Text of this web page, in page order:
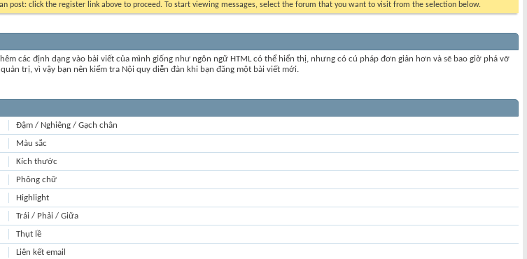
post: click the register link above to proceed. To start viewing messages, select the forum that you want to visit from the selection below.
các định dạng vào bài viết của mình giống như ngôn ngữ HTML có thể hiển thị, nhưng có cú pháp đơn giản hơn và sẽ bao giờ phá vỡ
trị, vì vậy bạn nên kiểm tra Nội quy diễn đàn khi bạn đăng một bài viết mới.
Đậm / Nghiêng / Gạch chân
Màu sắc
Kích thước
Phông chữ
Highlight
Trái / Phải / Giữa
Thụt lề
Liên kết email